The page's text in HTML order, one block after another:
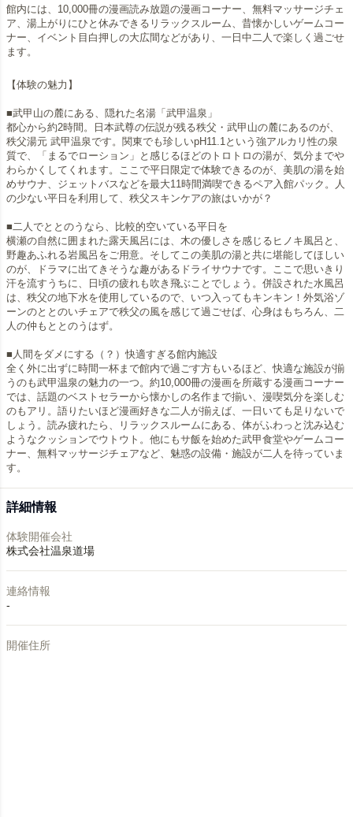
館内には、10,000冊の漫画読み放題の漫画コーナー、無料マッサージチェ
ア、湯上がりにひと休みできるリラックスルーム、昔懐かしいゲームコー
ナー、イベント目白押しの大広間などがあり、一日中二人で楽しく過ごせ
ます。
【体験の魅力】
■武甲山の麓にある、隠れた名湯「武甲温泉」
都心から約2時間。日本武尊の伝説が残る秩父・武甲山の麓にあるのが、
秩父湯元 武甲温泉です。関東でも珍しいpH11.1という強アルカリ性の泉
質で、「まるでローション」と感じるほどのトロトロの湯が、気分までや
わらかくしてくれます。ここで平日限定で体験できるのが、美肌の湯を始
めサウナ、ジェットバスなどを最大11時間満喫できるペア入館パック。人
の少ない平日を利用して、秩父スキンケアの旅はいかが？
■二人でととのうなら、比較的空いている平日を
横瀬の自然に囲まれた露天風呂には、木の優しさを感じるヒノキ風呂と、
野趣あふれる岩風呂をご用意。そしてこの美肌の湯と共に堪能してほしい
のが、ドラマに出てきそうな趣があるドライサウナです。ここで思いきり
汗を流すうちに、日頃の疲れも吹き飛ぶことでしょう。併設された水風呂
は、秩父の地下水を使用しているので、いつ入ってもキンキン！外気浴ゾ
ーンのととのいチェアで秩父の風を感じて過ごせば、心身はもちろん、二
人の仲もととのうはず。
■人間をダメにする（？）快適すぎる館内施設
全く外に出ずに時間一杯まで館内で過ごす方もいるほど、快適な施設が揃
うのも武甲温泉の魅力の一つ。約10,000冊の漫画を所蔵する漫画コーナー
では、話題のベストセラーから懐かしの名作まで揃い、漫喫気分を楽しむ
のもアリ。語りたいほど漫画好きな二人が揃えば、一日いても足りないで
しょう。読み疲れたら、リラックスルームにある、体がふわっと沈み込む
ようなクッションでウトウト。他にもサ飯を始めた武甲食堂やゲームコー
ナー、無料マッサージチェアなど、魅惑の設備・施設が二人を待っていま
す。
詳細情報
体験開催会社
株式会社温泉道場
連絡情報
-
開催住所